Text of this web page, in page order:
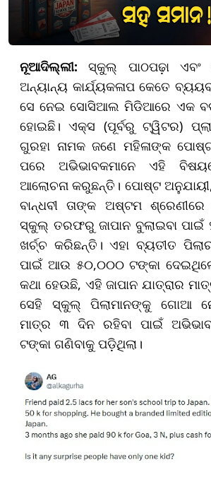
ନୂଆଦିଲ୍ଲୀ:ସ୍କୁଲ୍ ପାଠପଢ଼ା
ଅନ୍ୟାନ୍ୟ କାର୍ଯ୍ୟକଳାପ କେତେ
ସେ ନେଇ ସୋସିଆଲ ମିଡିଆରେ ଏକ
ହୋଇଛି। ଏକ୍ସ (ପୂର୍ବରୁ ଟ୍ୱିଟର)
ଗୁରହା ନାମକ ଜଣେ ମହିଳାଙ୍କ
ପରେ ଅଭିଭାବକମାନେ ଏହି
ଆଲୋଚନା କରୁଛନ୍ତି। ପୋଷ୍ଟ
ବାନ୍ଧବୀ ତାଙ୍କ ଅଷ୍ଟମ
ସ୍କୁଲ୍ ତରଫରୁ ଜାପାନ ବୁଲାଇବା
ଖର୍ଚ୍ଚ କରିଛନ୍ତି। ଏହା ବ୍ୟତୀତ
ପାଇଁ ଆଉ ୫୦,୦୦୦ ଟଙ୍କା
କଥା ହେଉଛି, ଏହି ଜାପାନ ଯାତ୍ରାର
ସେହି ସ୍କୁଲ୍ ପିଲାମାନଙ୍କୁ ଗୋଆ
ମାତ୍ର ୩ ଦିନ ରହିବା ପାଇଁ
ଟଙ୍କା ଗଣିବାକୁ ପଡ଼ିଥିଲା।